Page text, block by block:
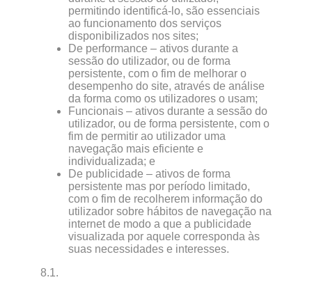
permitindo identificá-lo, são essenciais
ao funcionamento dos serviços
disponibilizados nos sites;
De performance – ativos durante a
sessão do utilizador, ou de forma
persistente, com o fim de melhorar o
desempenho do site, através de análise
da forma como os utilizadores o usam;
Funcionais – ativos durante a sessão do
utilizador, ou de forma persistente, com o
fim de permitir ao utilizador uma
navegação mais eficiente e
individualizada; e
De publicidade – ativos de forma
persistente mas por período limitado,
com o fim de recolherem informação do
utilizador sobre hábitos de navegação na
internet de modo a que a publicidade
visualizada por aquele corresponda às
suas necessidades e interesses.
8.1.